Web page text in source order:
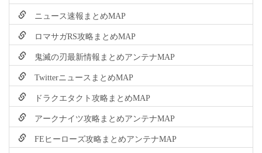
ニュース速報まとめMAP
ロマサガRS攻略まとめMAP
鬼滅の刃最新情報まとめアンテナMAP
TwitterニュースまとめMAP
ドラクエタクト攻略まとめMAP
アークナイツ攻略まとめアンテナMAP
FEヒーローズ攻略まとめアンテナMAP